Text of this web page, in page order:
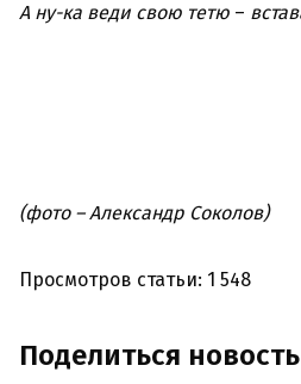
А ну-ка веди свою тетю –
(фото – Александр Соколов)
Просмотров статьи: 1 548
Поделиться